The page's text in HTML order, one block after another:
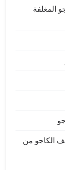
المغلفة
الكاجو من